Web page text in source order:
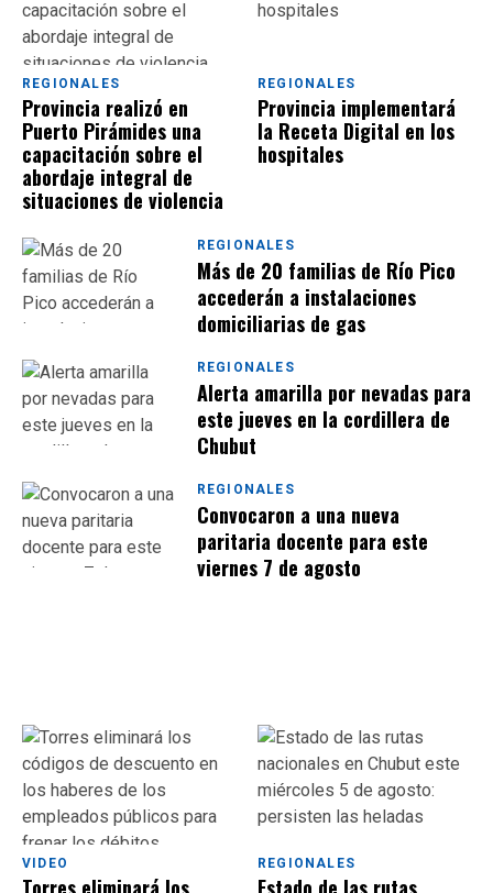
REGIONALES
Provincia realizó en
Puerto Pirámides una
capacitación sobre el
abordaje integral de
situaciones de violencia
REGIONALES
Provincia implementará
la Receta Digital en los
hospitales
REGIONALES
Más de 20 familias de Río Pico
accederán a instalaciones
domiciliarias de gas
REGIONALES
Alerta amarilla por nevadas para
este jueves en la cordillera de
Chubut
REGIONALES
Convocaron a una nueva
paritaria docente para este
viernes 7 de agosto
VIDEO REGIONALES